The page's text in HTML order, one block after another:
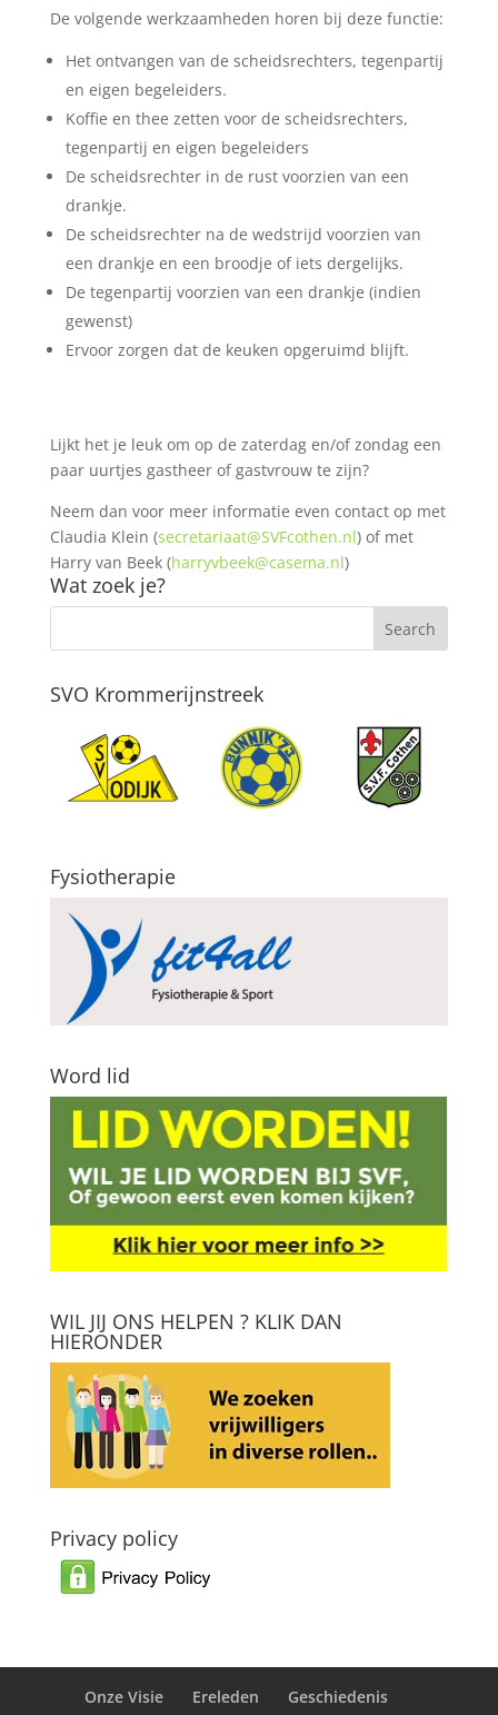
De volgende werkzaamheden horen bij deze functie:
Het ontvangen van de scheidsrechters, tegenpartij
en eigen begeleiders.
Koffie en thee zetten voor de scheidsrechters,
tegenpartij en eigen begeleiders
De scheidsrechter in de rust voorzien van een
drankje.
De scheidsrechter na de wedstrijd voorzien van
een drankje en een broodje of iets dergelijks.
De tegenpartij voorzien van een drankje (indien
gewenst)
Ervoor zorgen dat de keuken opgeruimd blijft.
Lijkt het je leuk om op de zaterdag en/of zondag een
paar uurtjes gastheer of gastvrouw te zijn?
Neem dan voor meer informatie even contact op met
Claudia Klein (secretariaat@SVFcothen.nl) of met
Harry van Beek (harryvbeek@casema.nl)
Wat zoek je?
SVO Krommerijnstreek
Fysiotherapie
Word lid
WIL JIJ ONS HELPEN ? KLIK DAN
HIERONDER
Privacy policy
Onze Visie Ereleden
Geschiedenis